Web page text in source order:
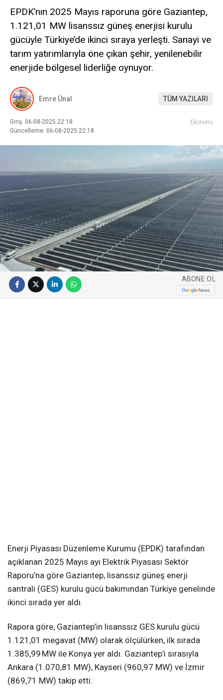
EPDK’nın 2025 Mayıs raporuna göre Gaziantep,
1.121,01 MW lisanssız güneş enerjisi kurulu
gücüyle Türkiye’de ikinci sıraya yerleşti. Sanayi ve
tarım yatırımlarıyla öne çıkan şehir, yenilenebilir
enerjide bölgesel liderliğe oynuyor.
Emre Ünal TÜM YAZILARI
Giriş: 06-08-2025 22:18
Güncelleme: 06-08-2025 22:18
Ekonomi
ABONE OL
Enerji Piyasası Düzenleme Kurumu (EPDK) tarafından
açıklanan 2025 Mayıs ayı Elektrik Piyasası Sektör
Raporu’na göre Gaziantep, lisanssız güneş enerji
santrali (GES) kurulu gücü bakımından Türkiye genelinde
ikinci sırada yer aldı.
Rapora göre, Gaziantep’in lisanssız GES kurulu gücü
1.121,01 megavat (MW) olarak ölçülürken, ilk sırada
1.385,99 MW ile Konya yer aldı. Gaziantep’i sırasıyla
Ankara (1.070,81 MW), Kayseri (960,97 MW) ve İzmir
(869,71 MW) takip etti.